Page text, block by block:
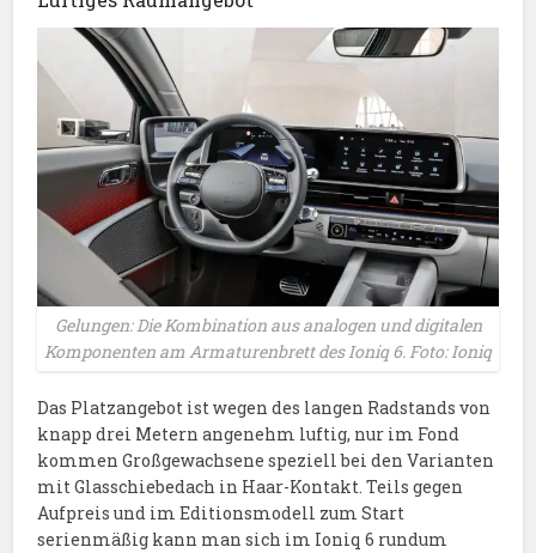
Gelungen: Die Kombination aus analogen und digitalen
Komponenten am Armaturenbrett des Ioniq 6. Foto: Ioniq
Das Platzangebot ist wegen des langen Radstands von
knapp drei Metern angenehm luftig, nur im Fond
kommen Großgewachsene speziell bei den Varianten
mit Glasschiebedach in Haar-Kontakt. Teils gegen
Aufpreis und im Editionsmodell zum Start
serienmäßig kann man sich im Ioniq 6 rundum